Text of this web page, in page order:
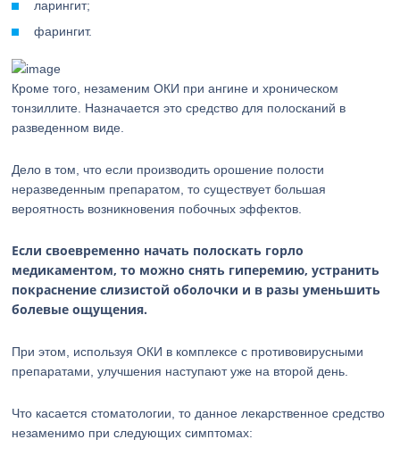
ларингит;
фарингит.
Кроме того, незаменим ОКИ при ангине и хроническом
тонзиллите. Назначается это средство для полосканий в
разведенном виде.
Дело в том, что если производить орошение полости
неразведенным препаратом, то существует большая
вероятность возникновения побочных эффектов.
Если своевременно начать полоскать горло
медикаментом, то можно снять гиперемию, устранить
покраснение слизистой оболочки и в разы уменьшить
болевые ощущения.
При этом, используя ОКИ в комплексе с противовирусными
препаратами, улучшения наступают уже на второй день.
Что касается стоматологии, то данное лекарственное средство
незаменимо при следующих симптомах: